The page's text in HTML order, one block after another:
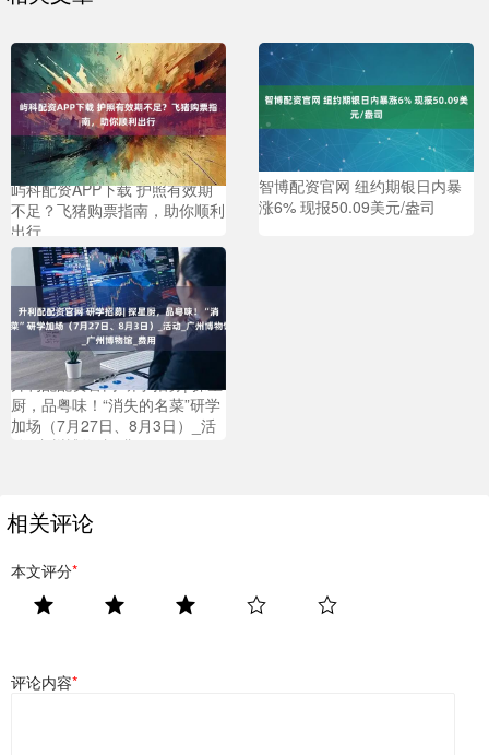
屿科配资APP下载 护照有效期
不足？飞猪购票指南，助你顺利
出行
智博配资官网 纽约期银日内暴
涨6% 现报50.09美元/盎司
升利配配资官网 研学招募| 探星
厨，品粤味！“消失的名菜”研学
加场（7月27日、8月3日）_活
动_广州博物馆_费用
相关评论
本文评分*
评论内容*